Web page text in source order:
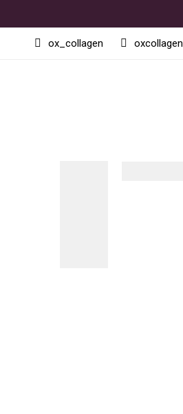
ox_collagen oxcollagen